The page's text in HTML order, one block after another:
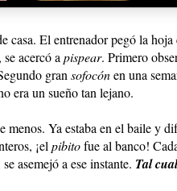
casa. El entrenador pegó la
acercó a pispear. Primero
gran sofocónen una
era un sueño tan lejano.
menos. Ya estaba en el baile y
¡el pibitofue al banco!
asemejó a ese instante. Tal